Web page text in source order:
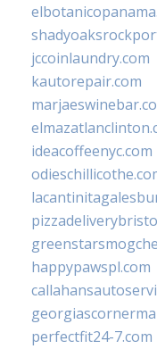
jccoinlaundry.com
kautorepair.com
ideacoffeenyc.com
happypawspl.com
perfectfit24-7.com